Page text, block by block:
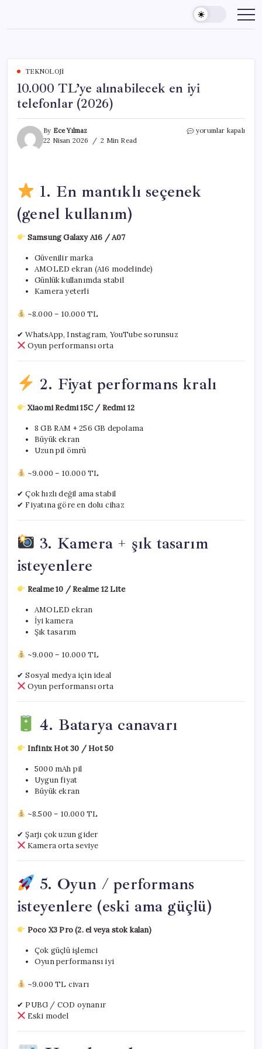
content
TEKNOLOJI
10.000 TL’ye alınabilecek en iyi
telefonlar (2026)
By Ece Yılmaz
22 Nisan 2026
2 Min Read
10.000
(2026)
için
yorumlar kapalı
1. En mantıklı seçenek
(genel kullanım)
Samsung Galaxy A16 / A07
Güvenilir marka
AMOLED ekran (A16 modelinde)
Günlük kullanımda stabil
Kamera yeterli
~8.000 – 10.000 TL
✔ WhatsApp, Instagram, YouTube sorunsuz
Oyun performansı orta
2. Fiyat performans kralı
Xiaomi Redmi 15C / Redmi 12
8 GB RAM + 256 GB depolama
Büyük ekran
Uzun pil ömrü
~9.000 – 10.000 TL
✔ Çok hızlı değil ama stabil
✔ Fiyatına göre en dolu cihaz
3. Kamera + şık tasarım
isteyenlere
Realme 10 / Realme 12 Lite
AMOLED ekran
İyi kamera
Şık tasarım
~9.000 – 10.000 TL
✔ Sosyal medya için ideal
Oyun performansı orta
4. Batarya canavarı
Infinix Hot 30 / Hot 50
5000 mAh pil
Uygun fiyat
Büyük ekran
~8.500 – 10.000 TL
✔ Şarjı çok uzun gider
Kamera orta seviye
5. Oyun / performans
isteyenlere (eski ama güçlü)
Poco X3 Pro (2. el veya stok kalan)
Çok güçlü işlemci
Oyun performansı iyi
~9.000 TL civarı
✔ PUBG / COD oynanır
Eski model